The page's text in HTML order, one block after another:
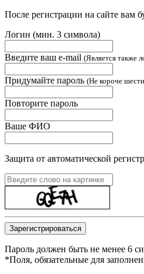
После регистрации на сайте вам
Логин (мин. 3 символа)
Введите ваш e-mail (Является также
Придумайте пароль (Не короче
Повторите пароль
Ваше ФИО
Защита от автоматической
Пароль должен быть не менее 6
*Поля, обязательные для